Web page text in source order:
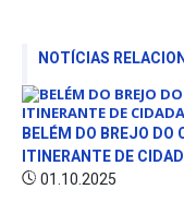
NOTÍCIAS
BELÉM DO BREJO DO
ITINERANTE DE
01.10.2025